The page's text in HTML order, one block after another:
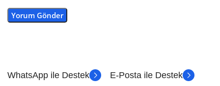
WhatsApp ile Destek E-Posta ile Destek